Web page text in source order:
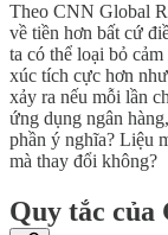
Theo CNN Global
về tiền hơn bất cứ
ta có thể loại bỏ
xúc tích cực hơn
xảy ra nếu mỗi lần
ứng dụng ngân
phần ý nghĩa? Liệu
mà thay đổi không?
Quy tắc của